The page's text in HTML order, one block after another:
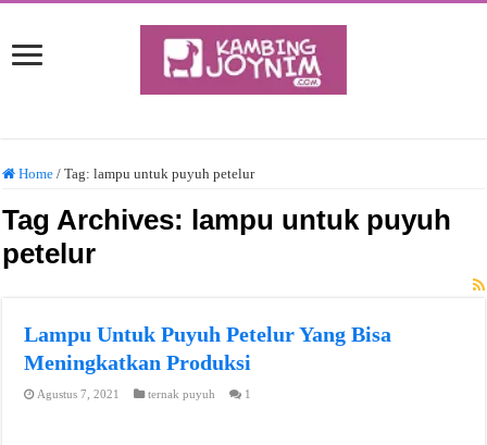
Home / Tag:lampu untuk puyuh petelur
Tag Archives: lampu untuk puyuh
petelur
Lampu Untuk Puyuh Petelur Yang Bisa
Meningkatkan Produksi
Agustus 7, 2021 ternak puyuh 1